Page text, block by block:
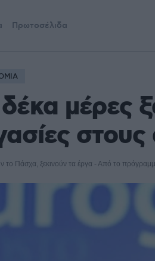
Πρωτοσέλιδα
μέρες
το Πάσχα, ξεκινούν τα έργα - Από το